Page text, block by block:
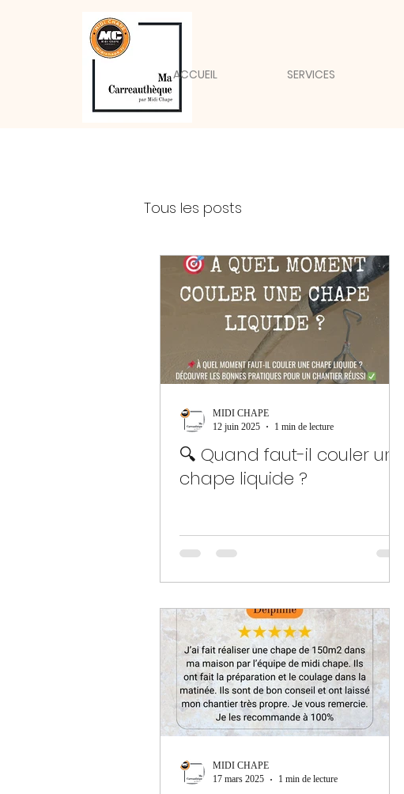
ACCUEIL SERVICES
Tous les posts
🔍 Quand faut-il couler une
chape liquide ?
MIDI CHAPE
12 juin 2025
1 min de lecture
MIDI CHAPE
17 mars 2025
1 min de lecture